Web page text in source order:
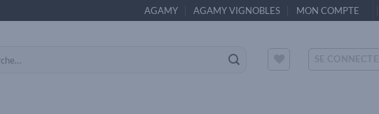
AGAMY AGAMY VIGNOBLES MON COMPTE